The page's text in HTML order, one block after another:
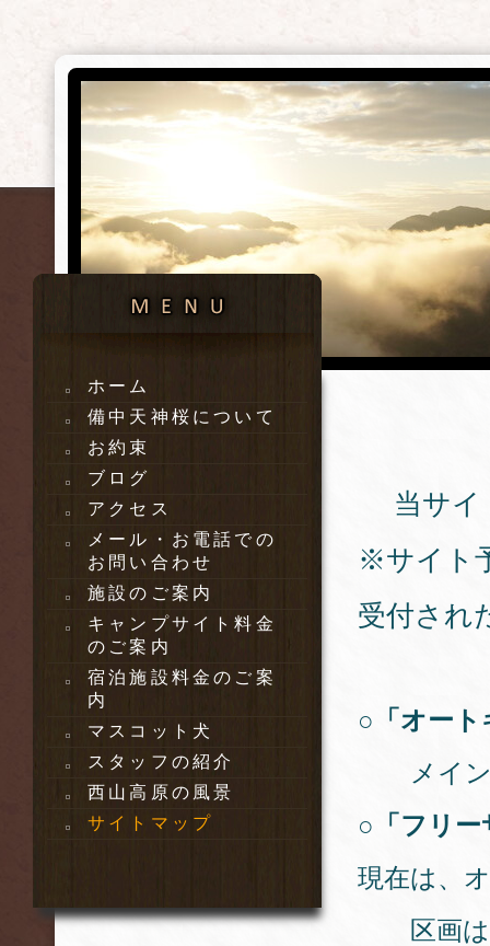
ホーム
備中天神桜について
お約束
ブログ
アクセス
メール・お電話での
お問い合わせ
施設のご案内
キャンプサイト料金
のご案内
宿泊施設料金のご案
内
マスコット犬
スタッフの紹介
西山高原の風景
サイトマップ
当サイ
※サイト
受付され
○「オー
メイン
○「フリ
現在は、
区画は